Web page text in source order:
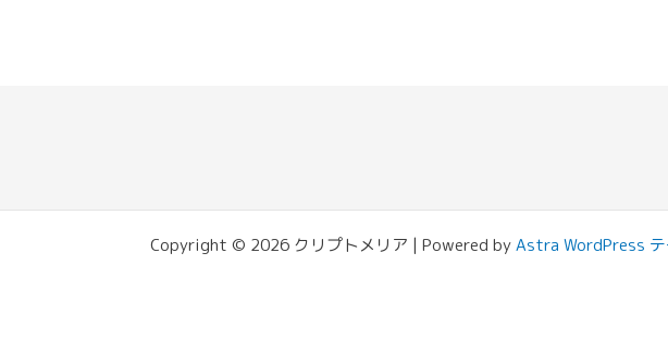
Copyright © 2026 クリプトメリア | Powered byAstra WordPress